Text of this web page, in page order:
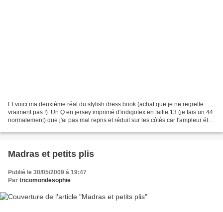
Et voici ma deuxième réal du stylish dress book (achat que je ne regrette
vraiment pas !). Un Q en jersey imprimé d'indigotex en taille 13 (je fais un 44
normalement) que j'ai pas mal repris et réduit sur les côtés car l'ampleur était
Madras et petits plis
Publié le 30/05/2009 à 19:47
Par tricomondesophie